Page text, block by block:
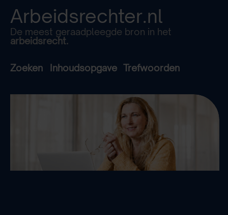
Arbeidsrechter.nl
De meest geraadpleegde bron in het
arbeidsrecht.
Zoeken Inhoudsopgave Trefwoorden